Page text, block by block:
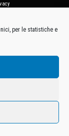
per le statistiche e
- R.E.A. MB-1370021 -
SA, Villeneuve